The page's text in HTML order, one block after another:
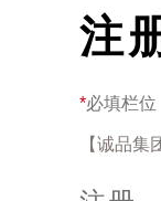
注
*必填栏位
【诚品